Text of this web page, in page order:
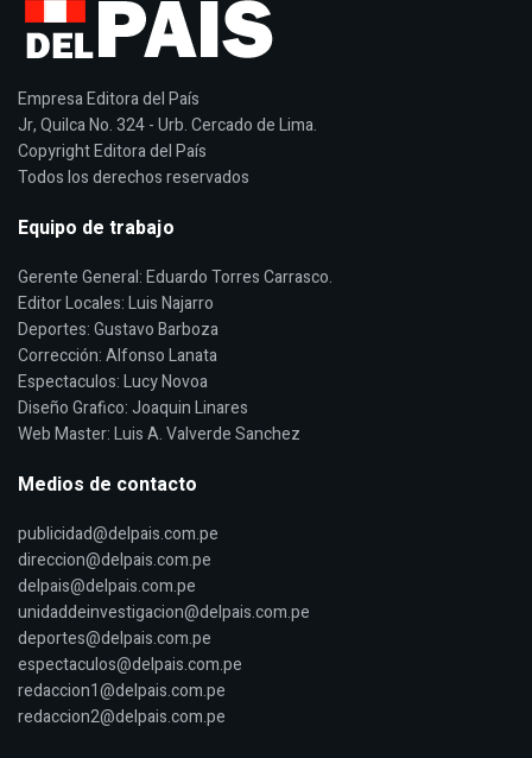
Empresa Editora del País
Jr, Quilca No. 324 - Urb. Cercado de Lima.
Copyright Editora del País
Todos los derechos reservados
Equipo de trabajo
Gerente General: Eduardo Torres Carrasco.
Editor Locales: Luis Najarro
Deportes: Gustavo Barboza
Corrección: Alfonso Lanata
Espectaculos: Lucy Novoa
Diseño Grafico: Joaquin Linares
Web Master: Luis A. Valverde Sanchez
Medios de contacto
publicidad@delpais.com.pe
direccion@delpais.com.pe
delpais@delpais.com.pe
unidaddeinvestigacion@delpais.com.pe
deportes@delpais.com.pe
espectaculos@delpais.com.pe
redaccion1@delpais.com.pe
redaccion2@delpais.com.pe